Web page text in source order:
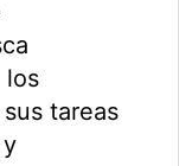
los
tareas